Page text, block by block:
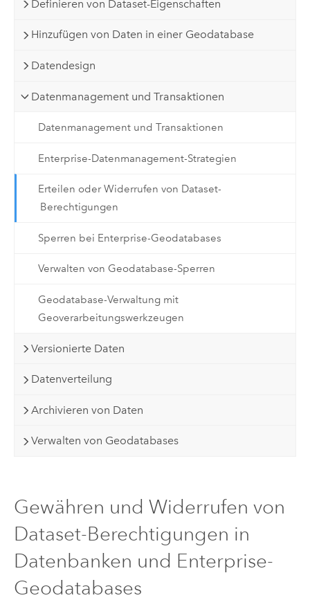
Definieren von Dataset-Eigenschaften
Hinzufügen von Daten in einer Geodatabase
Datendesign
Datenmanagement und Transaktionen
Datenmanagement und Transaktionen
Enterprise-Datenmanagement-Strategien
Erteilen oder Widerrufen von Dataset-
Berechtigungen
Sperren bei Enterprise-Geodatabases
Verwalten von Geodatabase-Sperren
Geodatabase-Verwaltung mit
Geoverarbeitungswerkzeugen
Versionierte Daten
Datenverteilung
Archivieren von Daten
Verwalten von Geodatabases
Gewähren und Widerrufen von
Dataset-Berechtigungen in
Datenbanken und Enterprise-
Geodatabases